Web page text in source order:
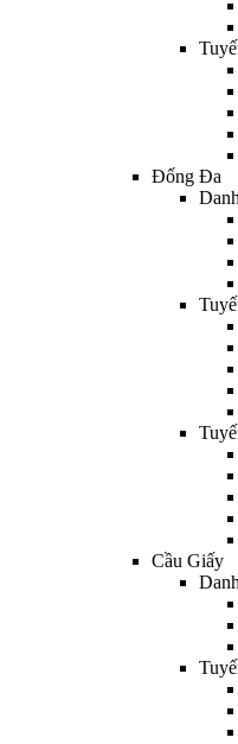
Đống Đa
Cầu Giấy